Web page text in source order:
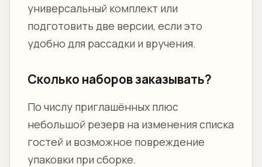
универсальный комплект или
подготовить две версии, если это
удобно для рассадки и вручения.
Сколько наборов заказывать?
По числу приглашённых плюс
небольшой резерв на изменения списка
гостей и возможное повреждение
упаковки при сборке.